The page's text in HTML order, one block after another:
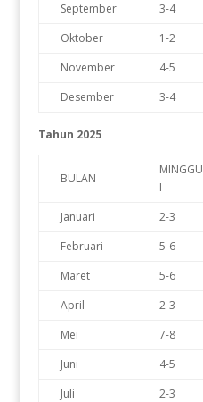
September
3-4
Oktober
1-2
November
4-5
Desember
3-4
Tahun 2025
BULAN
MINGGU
I
Januari
2-3
Februari
5-6
Maret
5-6
April
2-3
Mei
7-8
Juni
4-5
Juli
2-3